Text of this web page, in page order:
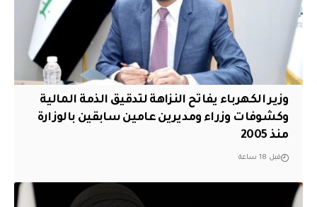
وزير الكهرباء يفاتح النزاهة لتدقيق الذمة المالية
وكشوفات وزراء ومديرين عامين سابقين بالوزارة
منذ 2005
قبل 18 ساعة